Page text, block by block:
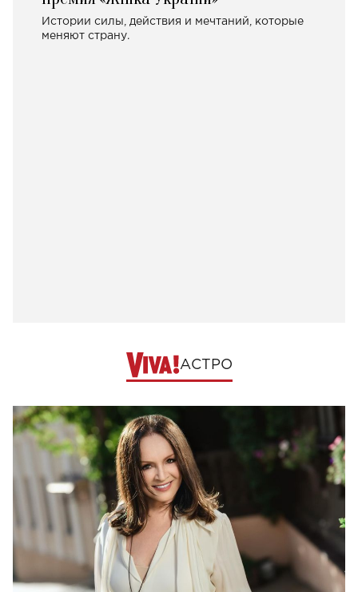
Истории силы, действия и мечтаний, которые
меняют страну.
АСТРО